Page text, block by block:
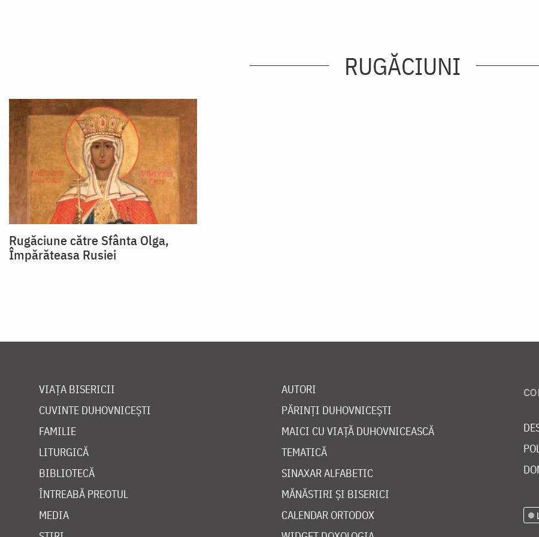
RUGĂCIUNI
Rugăciune către Sfânta Olga,
Împărăteasa Rusiei
VIAȚA BISERICII
CUVINTE DUHOVNICEȘTI
FAMILIE
LITURGICĂ
BIBLIOTECĂ
ÎNTREABĂ PREOTUL
MEDIA
AUTORI
PĂRINȚI DUHOVNICEȘTI
MAICI CU VIAȚĂ DUHOVNICEASCĂ
TEMATICĂ
SINAXAR ALFABETIC
MĂNĂSTIRI ȘI BISERICI
CALENDAR ORTODOX